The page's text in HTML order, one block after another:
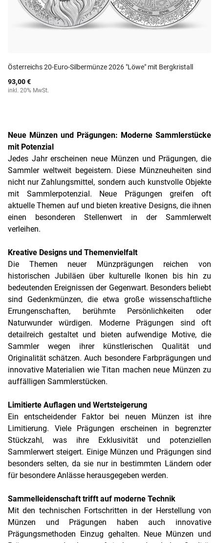
Österreichs 20-Euro-Silbermünze 2026 "Löwe" mit Bergkristall
93,00 €
inkl. 20% MwSt.
Neue Münzen und Prägungen: Moderne Sammlerstücke
mit Potenzial
Jedes Jahr erscheinen neue Münzen und Prägungen, die
Sammler weltweit begeistern. Diese Münzneuheiten sind
nicht nur Zahlungsmittel, sondern auch kunstvolle Objekte
mit Sammlerpotenzial. Neue Prägungen greifen oft
aktuelle Themen auf und bieten kreative Designs, die ihnen
einen besonderen Stellenwert in der Sammlerwelt
verleihen.
Kreative Designs und Themenvielfalt
Die Themen neuer Münzprägungen reichen von
historischen Jubiläen über kulturelle Ikonen bis hin zu
bedeutenden Ereignissen der Gegenwart. Besonders beliebt
sind Gedenkmünzen, die etwa große wissenschaftliche
Errungenschaften, berühmte Persönlichkeiten oder
Naturwunder würdigen. Moderne Prägungen sind oft
detailreich gestaltet und bieten aufwendige Motive, die
Sammler wegen ihrer künstlerischen Qualität und
Originalität schätzen. Auch besondere Farbprägungen und
innovative Materialien wie Titan machen neue Münzen zu
auffälligen Sammlerstücken.
Limitierte Auflagen und Wertsteigerung
Ein entscheidender Faktor bei neuen Münzen ist ihre
Limitierung. Viele Prägungen erscheinen in begrenzter
Stückzahl, was ihre Exklusivität und potenziellen
Sammlerwert steigert. Einige Münzen und Prägungen sind
besonders selten, da sie nur in bestimmten Ländern oder
für besondere Anlässe herausgegeben werden.
Sammelleidenschaft trifft auf moderne Technik
Mit den technischen Fortschritten in der Herstellung von
Münzen und Prägungen haben auch innovative
Prägungsmethoden Einzug gehalten. Neue Münzen und